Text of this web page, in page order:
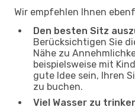
Wir empfehlen Ihnen
Den besten Sitz
Berücksichtigen Sie
Nähe zu
beispielsweise mit
gute Idee sein, Ihren
zu buchen.
Viel Wasser zu